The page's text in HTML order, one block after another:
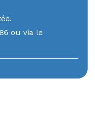
ou via le